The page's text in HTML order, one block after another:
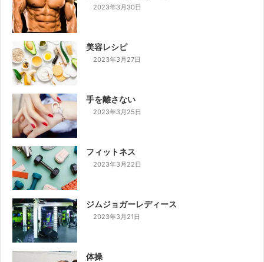
2023年3月30日
美容レシピ
2023年3月27日
手を離さない
2023年3月25日
フィットネス
2023年3月22日
ジムジョガーレディース
2023年3月21日
体操